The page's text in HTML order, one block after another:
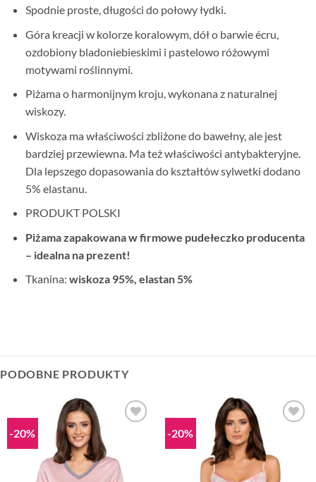
Spodnie proste, długości do połowy łydki.
Góra kreacji w kolorze koralowym, dół o barwie écru,
ozdobiony bladoniebieskimi i pastelowo różowymi
motywami roślinnymi.
Piżama o harmonijnym kroju, wykonana z naturalnej
wiskozy.
Wiskoza ma właściwości zbliżone do bawełny, ale jest
bardziej przewiewna. Ma też właściwości antybakteryjne.
Dla lepszego dopasowania do kształtów sylwetki dodano
5% elastanu.
PRODUKT POLSKI
Piżama zapakowana w firmowe pudełeczko producenta
– idealna na prezent!
Tkanina: wiskoza 95%, elastan 5%
PODOBNE PRODUKTY
-20% -20%